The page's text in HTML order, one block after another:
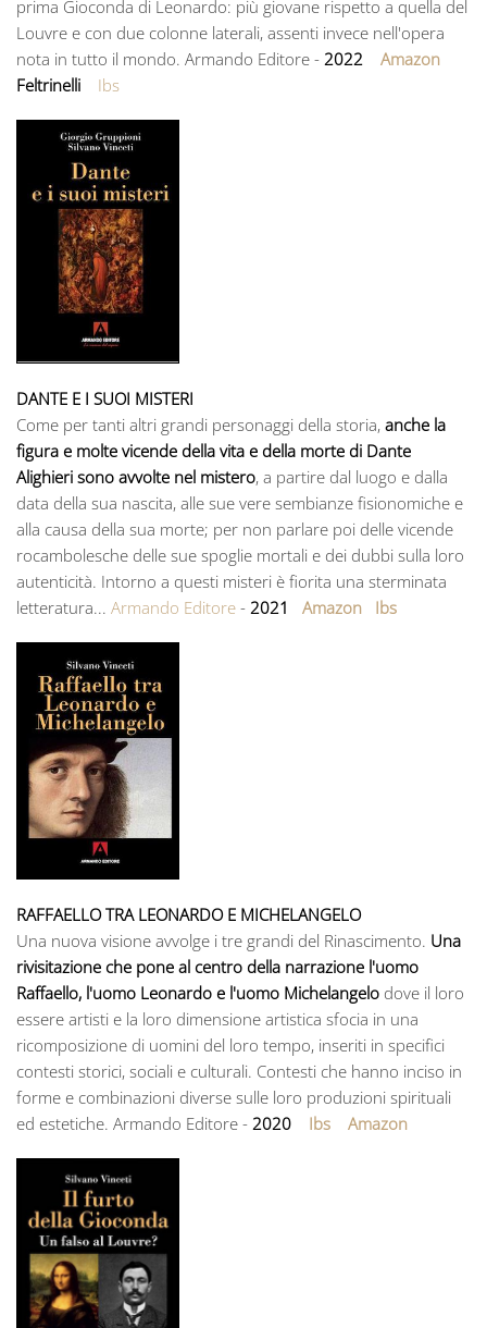
prima Gioconda di Leonardo: più giovane rispetto a quella del
Louvre e con due colonne laterali, assenti invece nell'opera
nota in tutto il mondo. Armando Editore - 2022
Amazon
Feltrinelli
Ibs
DANTE E I SUOI MISTERI
Come per tanti altri grandi personaggi della storia, anche la
figura e molte vicende della vita e della morte di Dante
Alighieri sono avvolte nel mistero, a partire dal luogo e dalla
data della sua nascita, alle sue vere sembianze fisionomiche e
alla causa della sua morte; per non parlare poi delle vicende
rocambolesche delle sue spoglie mortali e dei dubbi sulla loro
autenticità. Intorno a questi misteri è fiorita una sterminata
letteratura... Armando Editore - 2021 Amazon Ibs
RAFFAELLO TRA LEONARDO E MICHELANGELO
Una nuova visione avvolge i tre grandi del Rinascimento. Una
rivisitazione che pone al centro della narrazione l'uomo
Raffaello, l'uomo Leonardo e l'uomo Michelangelo dove il loro
essere artisti e la loro dimensione artistica sfocia in una
ricomposizione di uomini del loro tempo, inseriti in specifici
contesti storici, sociali e culturali. Contesti che hanno inciso in
forme e combinazioni diverse sulle loro produzioni spirituali
ed estetiche. Armando Editore - 2020 Ibs Amazon